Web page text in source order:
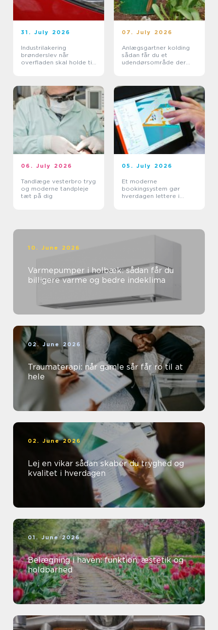
31. July 2026
Industrilakering
brønderslev når
overfladen skal holde til
07. July 2026
Anlægsgartner kolding
sådan får du et
udendørsområde der
06. July 2026
Tandlæge vesterbro tryg
og moderne tandpleje
tæt på dig
05. July 2026
Et moderne
bookingsystem gør
hverdagen lettere i
10. June 2026
Varmepumper i holbæk: sådan får du
billigere varme og bedre indeklima
02. June 2026
Traumaterapi: når gamle sår får ro til at
hele
02. June 2026
Lej en vikar sådan skaber du tryghed og
kvalitet i hverdagen
01. June 2026
Belægning i haven: funktion, æstetik og
holdbarhed